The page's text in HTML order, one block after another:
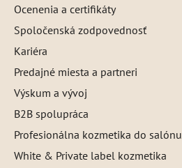
Ocenenia a certifikáty
Spoločenská zodpovednosť
Kariéra
Predajné miesta a partneri
Výskum a vývoj
B2B spolupráca
Profesionálna kozmetika do salónu
White & Private label kozmetika